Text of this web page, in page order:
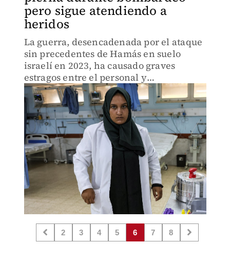
pero sigue atendiendo a
heridos
La guerra, desencadenada por el ataque
sin precedentes de Hamás en suelo
israelí en 2023, ha causado graves
estragos entre el personal y
establecimientos de salud de Gaza.
2 3 4 5 6 7 8